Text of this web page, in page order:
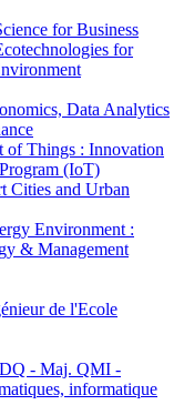
for Business
for
Data Analytics
Things : Innovation
(IoT)
Cities and Urban
Environment :
& Management
de l'Ecole
- Maj. QMI -
informatique